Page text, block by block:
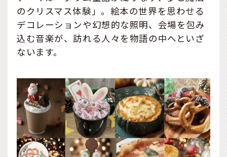
のクリスマス体験」。絵本の世界を思わせる
デコレーションや幻想的な照明、会場を包み
込む音楽が、訪れる人々を物語の中へといざ
ないます。